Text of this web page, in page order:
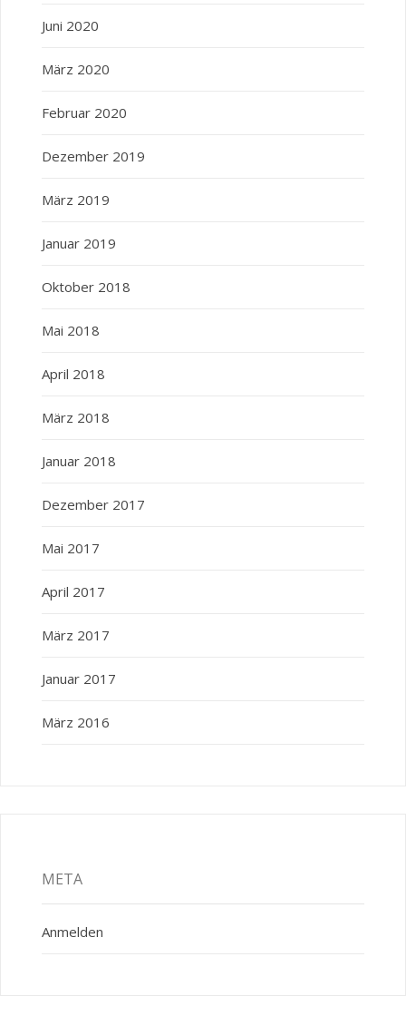
Juni 2020
März 2020
Februar 2020
Dezember 2019
März 2019
Januar 2019
Oktober 2018
Mai 2018
April 2018
März 2018
Januar 2018
Dezember 2017
Mai 2017
April 2017
März 2017
Januar 2017
März 2016
META
Anmelden